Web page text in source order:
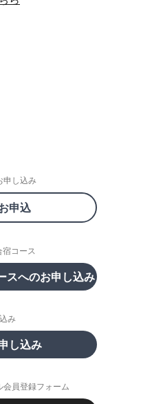
申し込み
申込
コース
スへのお申し込み
み
し込み
会員登録フォーム